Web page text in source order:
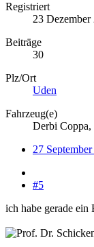
Registriert
23 Dezember
Beiträge
30
Plz/Ort
Uden
Fahrzeug(e)
Derbi
27
#5
ich habe gerade ein